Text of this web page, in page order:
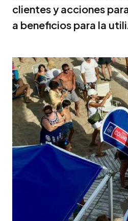
clientes y acciones
a beneficios para la